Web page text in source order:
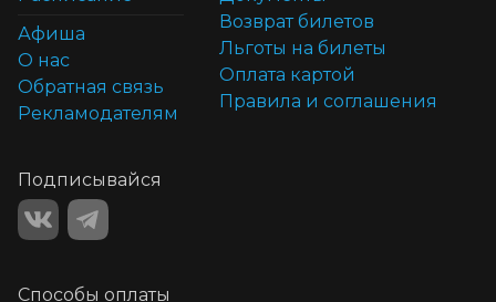
Афиша
О нас
Обратная связь
Рекламодателям
Возврат билетов
Льготы на билеты
Оплата картой
Правила и соглашения
Подписывайся
Способы оплаты